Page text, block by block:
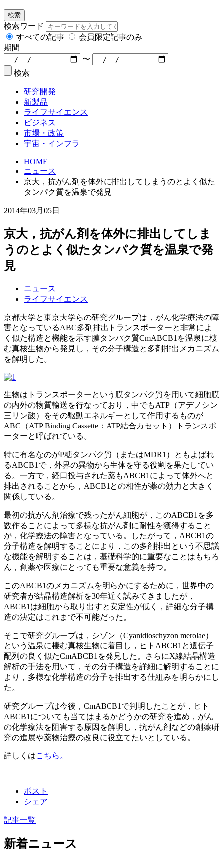
検索
検索ワード
すべての記事
会員限定記事のみ
期間
〜
検索
研究開発
新製品
ライフサイエンス
ビジネス
市場・政策
宇宙・インフラ
HOME
ニュース
京大，抗がん剤を体外に排出してしまうのとよく似た
タンパク質を温泉で発見
2014年03月05日
京大，抗がん剤を体外に排出してしま
うのとよく似たタンパク質を温泉で発
見
ニュース
ライフサイエンス
京都大学と東京大学らの研究グループは，がん化学療法の障
害となっているABC多剤排出トランスポーターと非常によ
く似た構造と機能を示す膜タンパク質CmABCB1を温泉に棲
む真核生物から発見し，その分子構造と多剤排出メカニズム
を解明した。
生物はトランスポーターという膜タンパク質を用いて細胞膜
の内外の物質輸送を行なっており，中でもATP（アデノシン
三リン酸）をその駆動エネルギーとして作用するものが
ABC（ATP Binding Cassette：ATP結合カセット）トランスポ
ーターと呼ばれている。
特に有名なのがP糖タンパク質（またはMDR1）ともよばれ
るABCB1で，外界の異物から生体を守る役割を果たしてい
る。一方で，経口投与された薬もABCB1によって体外へと
排出されることから，ABCB1との相性が薬の効力と大きく
関係している。
最初の抗がん剤治療で残ったがん細胞が，このABCB1を多
数作ることによって多様な抗がん剤に耐性を獲得すること
が，化学療法の障害となっている。したがって，ABCB1の
分子構造を解明することにより，この多剤排出という不思議
な機能を解明することは，基礎科学的に重要なことはもちろ
ん，創薬や医療にとっても重要な意義を持つ。
このABCB1のメカニズムを明らかにするために，世界中の
研究者が結晶構造解析を30年近く試みてきましたが，
ABCB1は細胞から取り出すと安定性が低く，詳細な分子構
造の決定はこれまで不可能だった。
そこで研究グループは，シゾン（Cyanidioschyzon merolae）
という温泉に棲む真核生物に着目し，ヒトABCB1と遺伝子
配列の良く似たCmABCB1を発見した。さらにX線結晶構造
解析の手法を用いて，その分子構造を詳細に解明することに
より，多様な化学構造の分子を排出する仕組みを明らかにし
た。
研究グループは今後，CmABCB1で判明したことが，ヒト
ABCB1についても当てはまるかどうかの研究を進め，がん
の化学療法を阻害する原因を解明し，抗がん剤などの創薬研
究の進展や薬物治療の改良に役立てたいとしている。
詳しくはこちら。
ポスト
シェア
記事一覧
新着ニュース